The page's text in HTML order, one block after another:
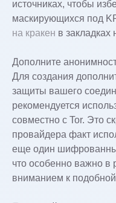
источниках, чтобы
маскирующихся под
на кракен в закладках
Дополните
Для создания
защиты вашего
рекомендуется
совместно с Tor. Это
провайдера факт
еще один
что особенно важно
вниманием к подобной